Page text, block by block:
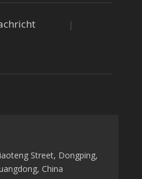
|
Street, Dongping,
China